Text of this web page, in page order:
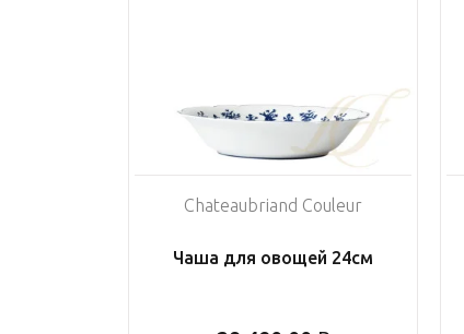
Chateaubriand Couleur
Чаша для овощей 24см